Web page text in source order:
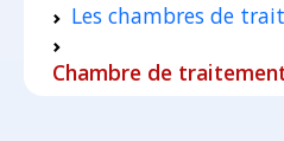
Les chambres de
Chambre de